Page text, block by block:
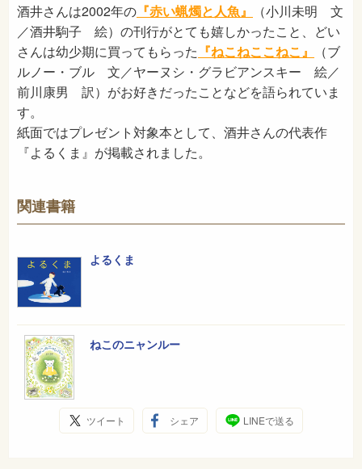
酒井さんは2002年の 『赤い蝋燭と人魚』
（小川未明 文
／酒井駒子 絵）の刊行がとても嬉しかったこと、どい
さんは幼少期に買ってもらった 『ねこねここねこ』
（ブ
ルノー・ブル 文／ヤーヌシ・グラビアンスキー 絵／
前川康男 訳）がお好きだったことなどを語られていま
す。
紙面ではプレゼント対象本として、酒井さんの代表作
『よるくま』が掲載されました。
関連書籍
よるくま
ねこのニャンルー
ツイート シェア LINEで送る